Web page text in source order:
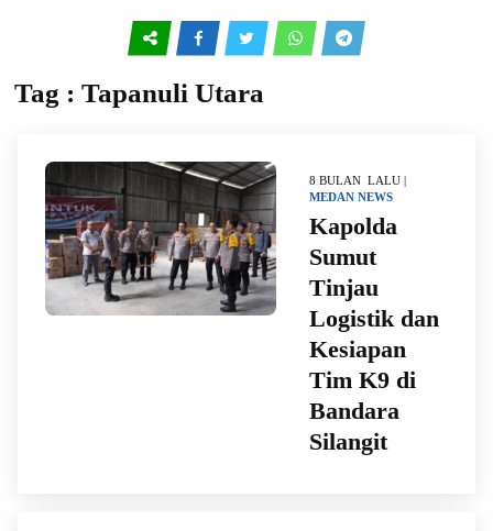
Tag : Tapanuli Utara
8 BULAN LALU |
MEDAN NEWS
Kapolda
Sumut
Tinjau
Logistik dan
Kesiapan
Tim K9 di
Bandara
Silangit